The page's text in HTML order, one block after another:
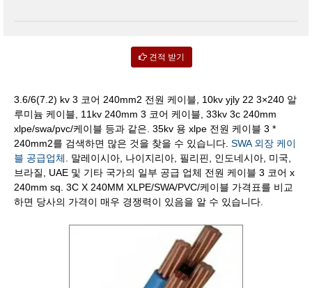
견적 받기
3.6/6(7.2) kv 3 코어 240mm2 전원 케이블, 10kv yjly 22 3×240 알
루미늄 케이블, 11kv 240mm 3 코어 케이블, 33kv 3c 240mm
xlpe/swa/pvc/케이블 등과 같은. 35kv 용 xlpe 전원 케이블 3 *
240mm2를 검색하면 많은 것을 찾을 수 있습니다. SWA 외장 케이
블 공급업체. 말레이시아, 나이지리아, 필리핀, 인도네시아, 미국,
브라질, UAE 및 기타 국가의 일부 공급 업체 전원 케이블 3 코어 x
240mm sq. 3C X 240MM XLPE/SWA/PVC/케이블 가격표를 비교
하면 당사의 가격이 매우 경쟁력이 있음을 알 수 있습니다.